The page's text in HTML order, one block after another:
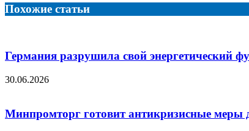
электронную
почту
Похожие статьи
Германия разрушила свой энергетический
30.06.2026
Минпромторг готовит антикризисные меры